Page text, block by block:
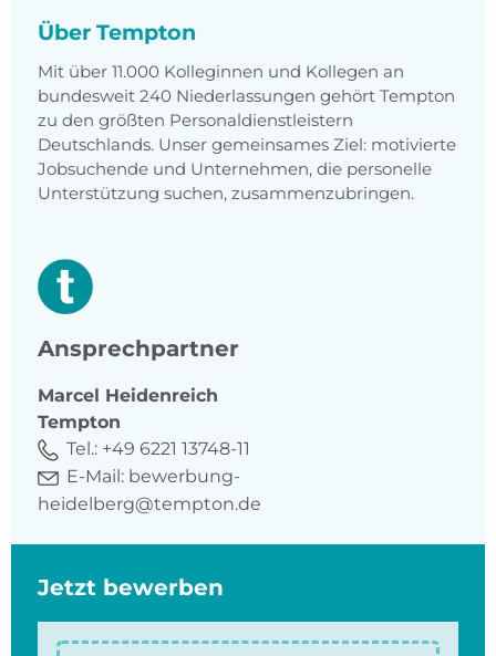
Über Tempton
Mit über 11.000 Kolleginnen und Kollegen an
bundesweit 240 Niederlassungen gehört Tempton
zu den größten Personaldienstleistern
Deutschlands. Unser gemeinsames Ziel: motivierte
Jobsuchende und Unternehmen, die personelle
Unterstützung suchen, zusammenzubringen.
Ansprechpartner
Marcel Heidenreich
Tempton
Tel.: +49 6221 13748-11
E-Mail: bewerbung-
heidelberg@tempton.de
Jetzt bewerben